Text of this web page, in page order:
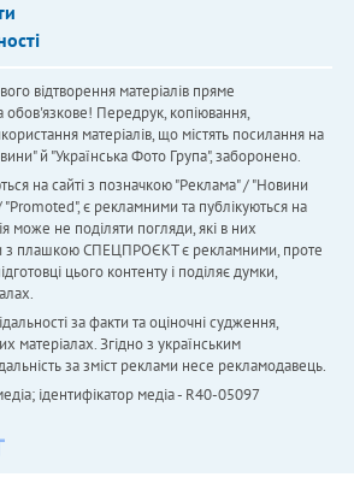
відтворення матеріалів пряме
обов'язкове! Передрук, копіювання,
матеріалів, що містять посилання на
й "Українська Фото Група", заборонено.
на сайті з позначкою "Реклама" / "Новини
є рекламними та публікуються на
може не поділяти погляди, які в них
з плашкою СПЕЦПРОЄКТ є рекламними, проте
цього контенту і поділяє думки,
за факти та оціночні судження,
матеріалах. Згідно з українським
за зміст реклами несе рекламодавець.
ідентифікатор медіа - R40-05097